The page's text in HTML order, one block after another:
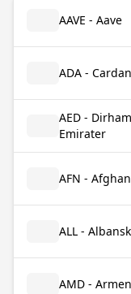
AAVE - Aave
ADA -
AED -
Emirater
AFN -
ALL -
AMD -